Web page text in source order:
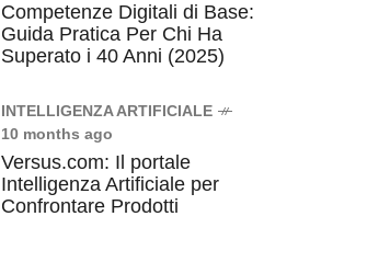
Competenze Digitali di Base:
Guida Pratica Per Chi Ha
Superato i 40 Anni (2025)
INTELLIGENZA ARTIFICIALE
10 months ago
Versus.com: Il portale
Intelligenza Artificiale per
Confrontare Prodotti